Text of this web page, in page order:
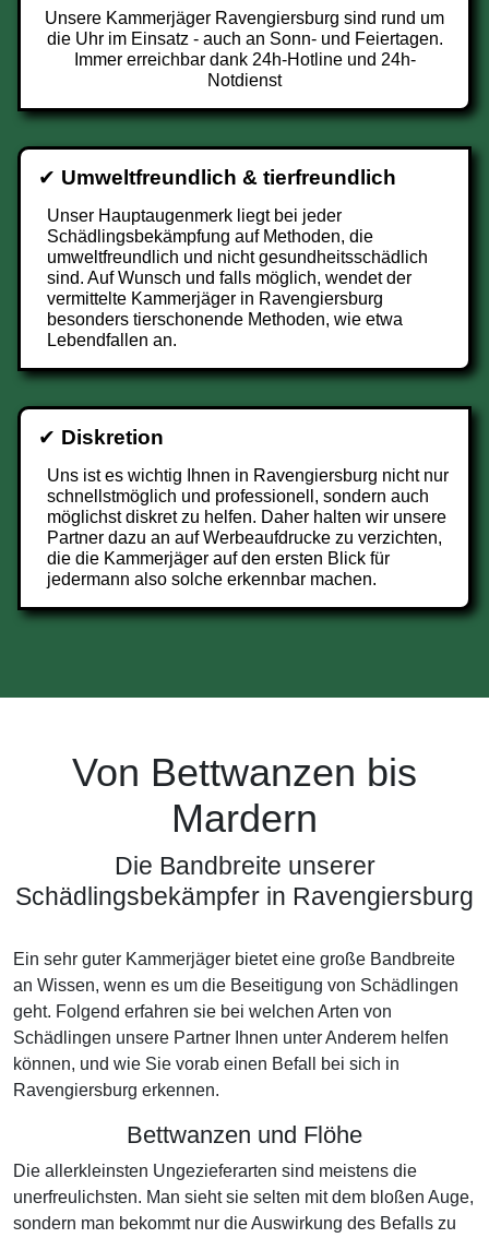
Unsere Kammerjäger Ravengiersburg sind rund um
die Uhr im Einsatz - auch an Sonn- und Feiertagen.
Immer erreichbar dank 24h-Hotline und 24h-
Notdienst
✔ Umweltfreundlich & tierfreundlich
Unser Hauptaugenmerk liegt bei jeder
Schädlingsbekämpfung auf Methoden, die
umweltfreundlich und nicht gesundheitsschädlich
sind. Auf Wunsch und falls möglich, wendet der
vermittelte Kammerjäger in Ravengiersburg
besonders tierschonende Methoden, wie etwa
Lebendfallen an.
✔ Diskretion
Uns ist es wichtig Ihnen in Ravengiersburg nicht nur
schnellstmöglich und professionell, sondern auch
möglichst diskret zu helfen. Daher halten wir unsere
Partner dazu an auf Werbeaufdrucke zu verzichten,
die die Kammerjäger auf den ersten Blick für
jedermann also solche erkennbar machen.
Von Bettwanzen bis
Mardern
Die Bandbreite unserer
Schädlingsbekämpfer in Ravengiersburg
Ein sehr guter Kammerjäger bietet eine große Bandbreite
an Wissen, wenn es um die Beseitigung von Schädlingen
geht. Folgend erfahren sie bei welchen Arten von
Schädlingen unsere Partner Ihnen unter Anderem helfen
können, und wie Sie vorab einen Befall bei sich in
Ravengiersburg erkennen.
Bettwanzen und Flöhe
Die allerkleinsten Ungezieferarten sind meistens die
unerfreulichsten. Man sieht sie selten mit dem bloßen Auge,
sondern man bekommt nur die Auswirkung des Befalls zu